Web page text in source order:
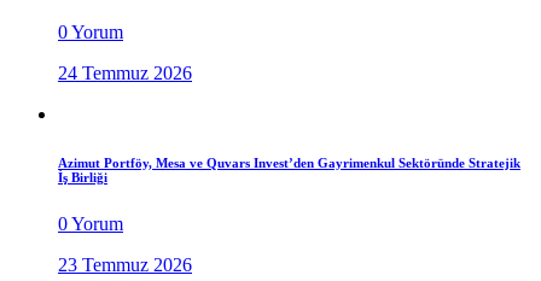
0 Yorum
24 Temmuz 2026
Azimut Portföy, Mesa ve Quvars Invest’den Gayrimenkul Sektöründe Stratejik
İş Birliği
0 Yorum
23 Temmuz 2026